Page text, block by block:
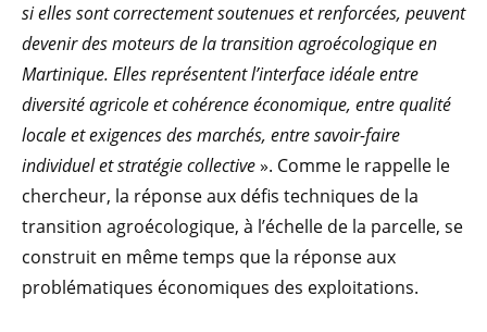
si elles sont correctement soutenues et renforcées, peuvent
devenir des moteurs de la transition agroécologique en
Martinique. Elles représentent l’interface idéale entre
diversité agricole et cohérence économique, entre qualité
locale et exigences des marchés, entre savoir-faire
individuel et stratégie collective». Comme le rappelle le
chercheur, la réponse aux défis techniques de la
transition agroécologique, à l’échelle de la parcelle, se
construit en même temps que la réponse aux
problématiques économiques des exploitations.